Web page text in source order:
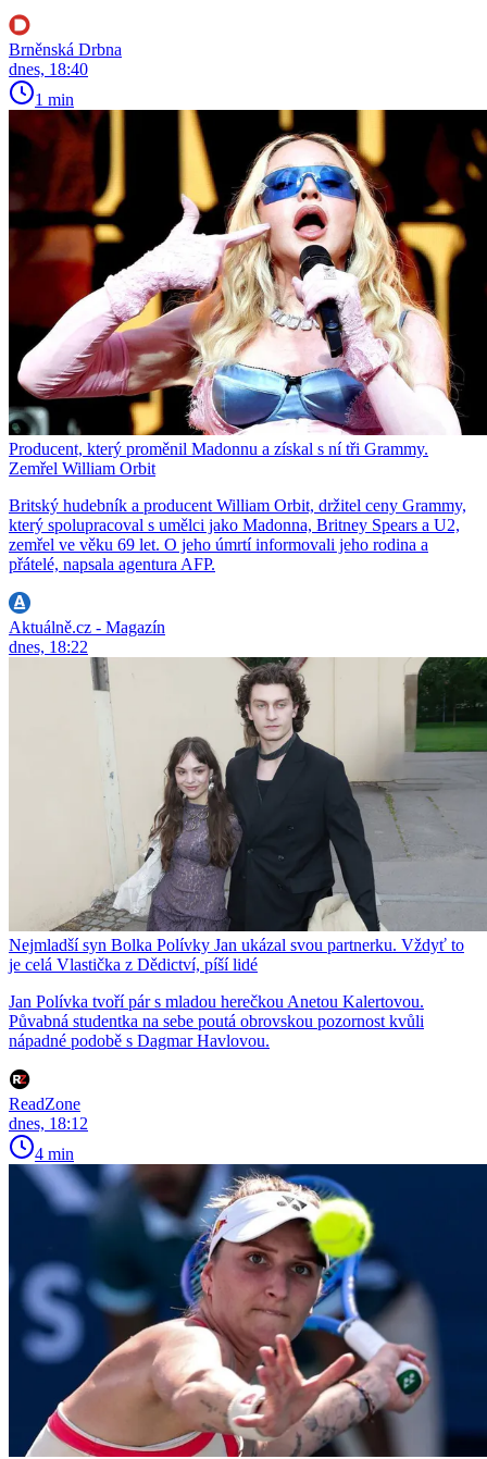
Brněnská Drbna
dnes, 18:40
1 min
Producent, který proměnil Madonnu a získal s ní tři Grammy.
Zemřel William Orbit
Britský hudebník a producent William Orbit, držitel ceny Grammy,
který spolupracoval s umělci jako Madonna, Britney Spears a U2,
zemřel ve věku 69 let. O jeho úmrtí informovali jeho rodina a
přátelé, napsala agentura AFP.
Aktuálně.cz - Magazín
dnes, 18:22
Nejmladší syn Bolka Polívky Jan ukázal svou partnerku. Vždyť to
je celá Vlastička z Dědictví, píší lidé
Jan Polívka tvoří pár s mladou herečkou Anetou Kalertovou.
Půvabná studentka na sebe poutá obrovskou pozornost kvůli
nápadné podobě s Dagmar Havlovou.
ReadZone
dnes, 18:12
4 min